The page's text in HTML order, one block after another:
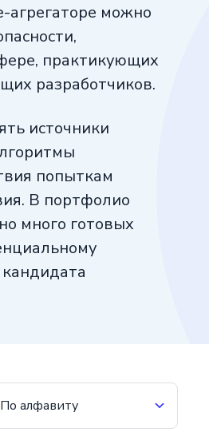
агрегаторе можно
практикующих
разработчиков.
источники
попыткам
В портфолио
много готовых
По алфавиту